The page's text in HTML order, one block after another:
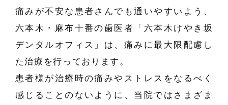
痛みが不安な患者さんでも通いやすいよう、
六本木・麻布十番の歯医者「六本木けやき坂
デンタルオフィス」は、痛みに最⼤限配慮し
た治療を⾏っております。
患者様が治療時の痛みやストレスをなるべく
感じることのないように、当院ではさまざま